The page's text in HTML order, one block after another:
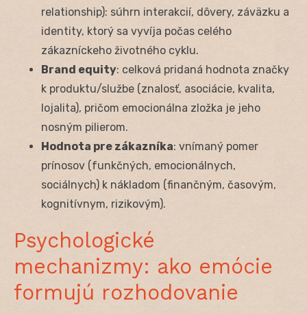
relationship): súhrn interakcií, dôvery, záväzku a
identity, ktorý sa vyvíja počas celého
zákazníckeho životného cyklu.
Brand equity: celková pridaná hodnota značky
k produktu/službe (znalosť, asociácie, kvalita,
lojalita), pričom emocionálna zložka je jeho
nosným pilierom.
Hodnota pre zákazníka: vnímaný pomer
prínosov (funkčných, emocionálnych,
sociálnych) k nákladom (finančným, časovým,
kognitívnym, rizikovým).
Psychologické
mechanizmy: ako emócie
formujú rozhodovanie